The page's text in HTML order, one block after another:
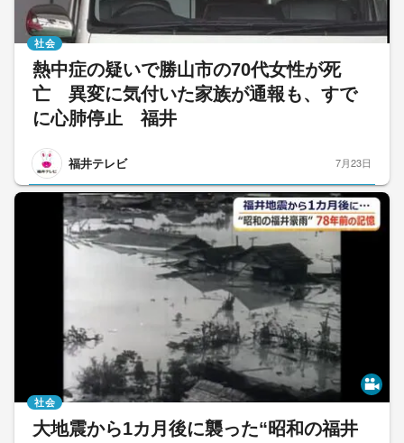
熱中症の疑いで勝山市の70代女性が死
亡 異変に気付いた家族が通報も、すで
に心肺停止 福井
福井テレビ
社会
7月23日
大地震から1カ月後に襲った“昭和の福井
社会